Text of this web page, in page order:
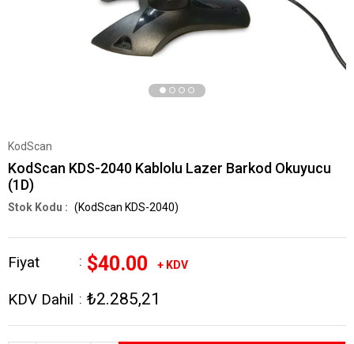
KodScan
KodScan KDS-2040 Kablolu Lazer Barkod Okuyucu
(1D)
(KodScan KDS-2040)
Fiyat : $40.00 + KDV
KDV Dahil : ₺2.285,21